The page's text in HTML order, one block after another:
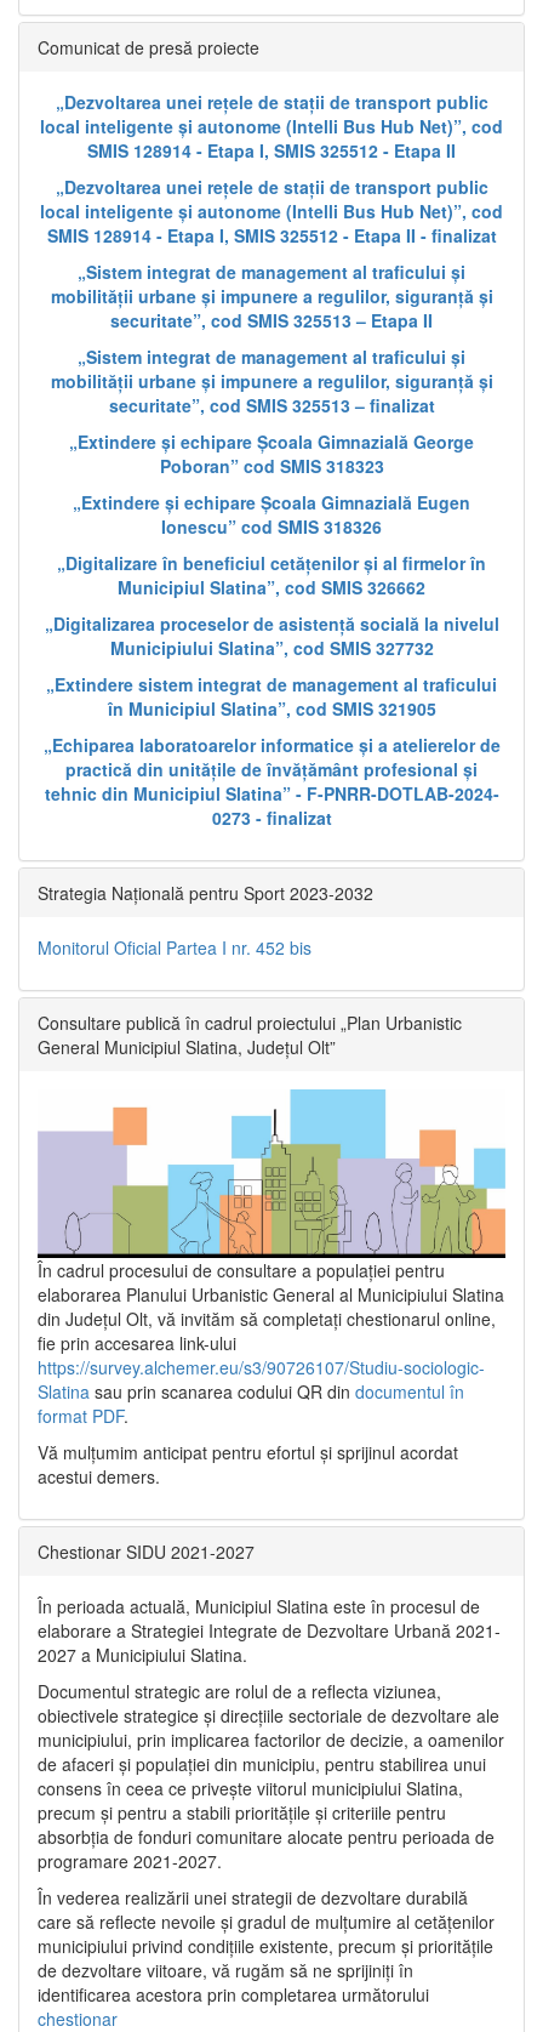
Comunicat de presă proiecte
„Dezvoltarea unei rețele de stații de transport public
local inteligente și autonome (Intelli Bus Hub Net)”, cod
SMIS 128914 - Etapa I, SMIS 325512 - Etapa II
„Dezvoltarea unei rețele de stații de transport public
local inteligente și autonome (Intelli Bus Hub Net)”, cod
SMIS 128914 - Etapa I, SMIS 325512 - Etapa II - finalizat
„Sistem integrat de management al traficului și
mobilității urbane și impunere a regulilor, siguranță și
securitate”, cod SMIS 325513 – Etapa II
„Sistem integrat de management al traficului și
mobilității urbane și impunere a regulilor, siguranță și
securitate”, cod SMIS 325513 – finalizat
„Extindere și echipare Școala Gimnazială George
Poboran” cod SMIS 318323
„Extindere și echipare Școala Gimnazială Eugen
Ionescu” cod SMIS 318326
„Digitalizare în beneficiul cetățenilor și al firmelor în
Municipiul Slatina”, cod SMIS 326662
„Digitalizarea proceselor de asistență socială la nivelul
Municipiului Slatina”, cod SMIS 327732
„Extindere sistem integrat de management al traficului
în Municipiul Slatina”, cod SMIS 321905
„Echiparea laboratoarelor informatice și a atelierelor de
practică din unitățile de învățământ profesional și
tehnic din Municipiul Slatina” - F-PNRR-DOTLAB-2024-
0273 - finalizat
Strategia Națională pentru Sport 2023-2032
Monitorul Oficial Partea I nr. 452 bis
Consultare publică în cadrul proiectului „Plan Urbanistic
General Municipiul Slatina, Județul Olt”
În cadrul procesului de consultare a populaţiei pentru
elaborarea Planului Urbanistic General al Municipiului Slatina
din Județul Olt, vă invităm să completați chestionarul online,
fie prin accesarea link-ului
https://survey.alchemer.eu/s3/90726107/Studiu-sociologic-
Slatina sau prin scanarea codului QR din documentul în
format PDF.
Vă mulţumim anticipat pentru efortul şi sprijinul acordat
acestui demers.
Chestionar SIDU 2021-2027
În perioada actuală, Municipiul Slatina este în procesul de
elaborare a Strategiei Integrate de Dezvoltare Urbană 2021‐
2027 a Municipiului Slatina.
Documentul strategic are rolul de a reflecta viziunea,
obiectivele strategice și direcțiile sectoriale de dezvoltare ale
municipiului, prin implicarea factorilor de decizie, a oamenilor
de afaceri și populației din municipiu, pentru stabilirea unui
consens în ceea ce privește viitorul municipiului Slatina,
precum și pentru a stabili prioritățile și criteriile pentru
absorbția de fonduri comunitare alocate pentru perioada de
programare 2021-2027.
În vederea realizării unei strategii de dezvoltare durabilă
care să reflecte nevoile și gradul de mulțumire al cetățenilor
municipiului privind condițiile existente, precum și prioritățile
de dezvoltare viitoare, vă rugăm să ne sprijiniți în
identificarea acestora prin completarea următorului
chestionar